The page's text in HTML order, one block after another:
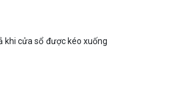
khi cửa sổ được kéo xuống